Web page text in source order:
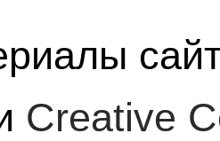
Creative